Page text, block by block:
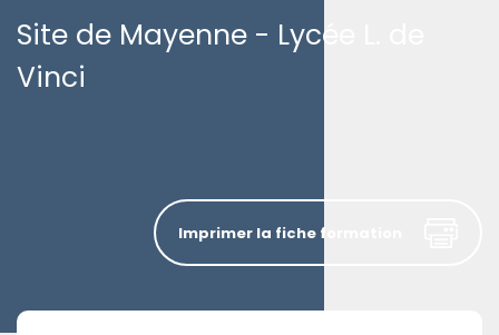
Site de Mayenne - Lycée L. de
Vinci
Imprimer la fiche formation